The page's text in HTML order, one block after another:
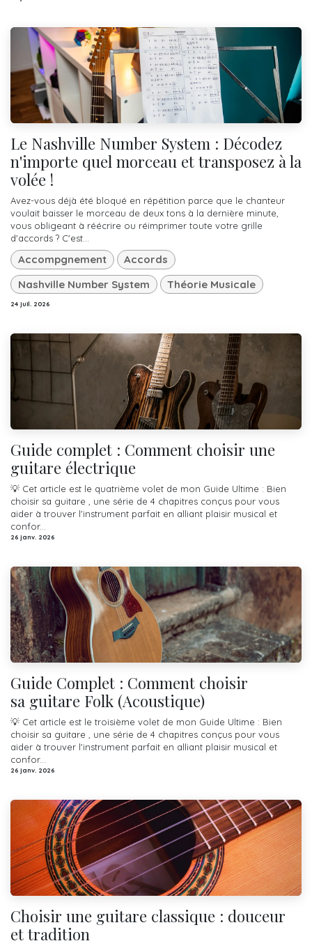
Le Nashville Number System : Décodez
n'importe quel morceau et transposez à la
volée !
Avez-vous déjà été bloqué en répétition parce que le chanteur
voulait baisser le morceau de deux tons à la dernière minute,
vous obligeant à réécrire ou réimprimer toute votre grille
d'accords ? C'est...
Accompgnement
Accords
Nashville Number System
Théorie Musicale
24 juil. 2026
Guide complet : Comment choisir une
guitare électrique
💡 Cet article est le quatrième volet de mon Guide Ultime : Bien
choisir sa guitare , une série de 4 chapitres conçus pour vous
aider à trouver l'instrument parfait en alliant plaisir musical et
confor...
26 janv. 2026
Guide Complet : Comment choisir
sa guitare Folk (Acoustique)
💡 Cet article est le troisième volet de mon Guide Ultime : Bien
choisir sa guitare , une série de 4 chapitres conçus pour vous
aider à trouver l'instrument parfait en alliant plaisir musical et
confor...
26 janv. 2026
Choisir une guitare classique : douceur
et tradition